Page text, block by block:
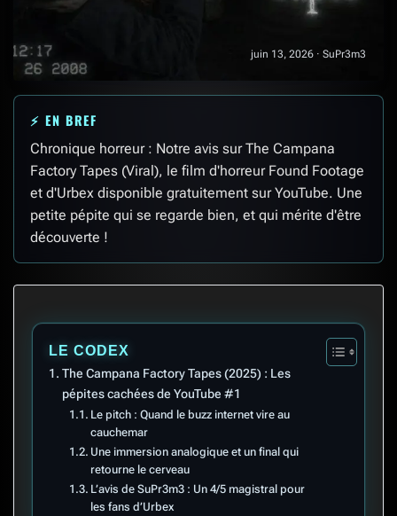
juin 13, 2026 · SuPr3m3
⚡ EN BREF
Chronique horreur : Notre avis sur The Campana
Factory Tapes (Viral), le film d'horreur Found Footage
et d'Urbex disponible gratuitement sur YouTube. Une
petite pépite qui se regarde bien, et qui mérite d'être
découverte !
LE CODEX
The Campana Factory Tapes (2025) : Les
pépites cachées de YouTube #1
Le pitch : Quand le buzz internet vire au
cauchemar
Une immersion analogique et un final qui
retourne le cerveau
L’avis de SuPr3m3 : Un 4/5 magistral pour
les fans d’Urbex